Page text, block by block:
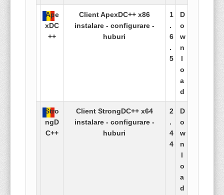
Ape
xDC
++
Client ApexDC++ x86
instalare - configurare -
huburi
1
.
6
.
5
D
o
w
n
l
o
a
d
Stro
ngD
C++
Client StrongDC++ x64
instalare - configurare -
huburi
2
.
4
4
D
o
w
n
l
o
a
d